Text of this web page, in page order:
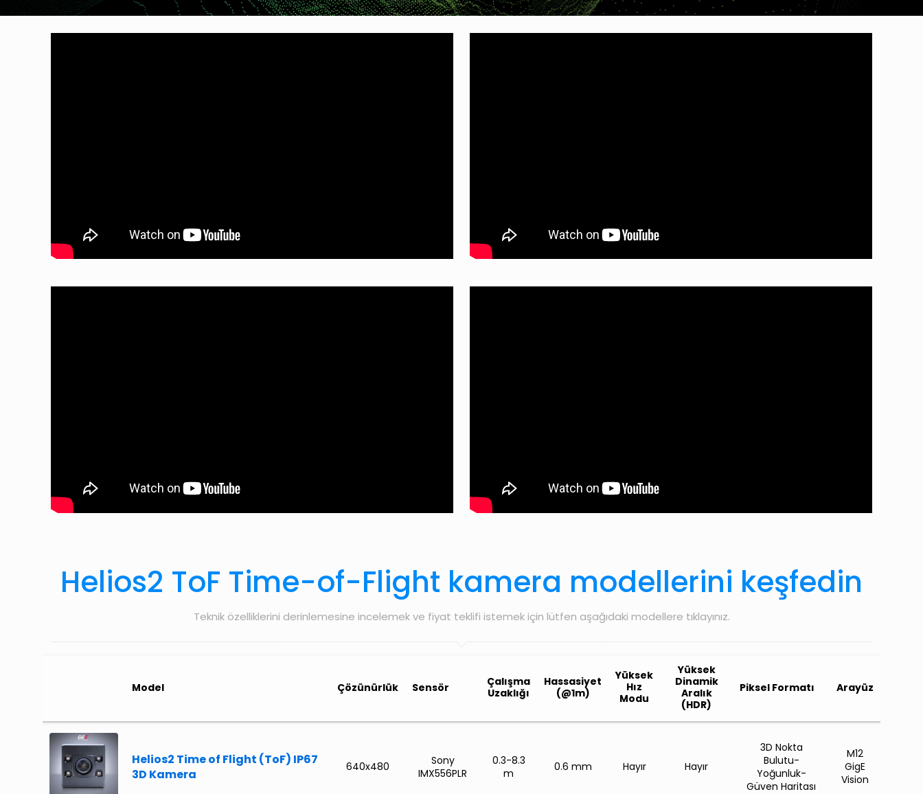
Helios2 ToF Time-of-Flight kamera modellerini keşfedin
Teknik özelliklerini derinlemesine incelemek ve fiyat teklifi istemek için lütfen aşağıdaki modellere tıklayınız.
Model Çözünürlük Sensör
Çalışma
Uzaklığı
Hassasiyet
(@1m)
Yüksek
Hız
Modu
Yüksek
Dinamik
Aralık
(HDR)
Piksel Formatı Arayüz
Helios2 Time of Flight (ToF) IP67
3D Kamera
640x480
Sony
IMX556PLR
0.3-8.3
m
0.6 mm Hayır Hayır
3D Nokta
Bulutu-
Yoğunluk-
Güven Haritası
M12
GigE
Vision